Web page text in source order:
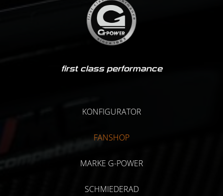
first class performance
KONFIGURATOR
FANSHOP
MARKE G-POWER
SCHMIEDERAD